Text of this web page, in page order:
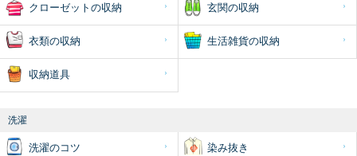
クローゼットの収納 玄関の収納
衣類の収納 生活雑貨の収納
収納道具
洗濯
洗濯のコツ 染み抜き